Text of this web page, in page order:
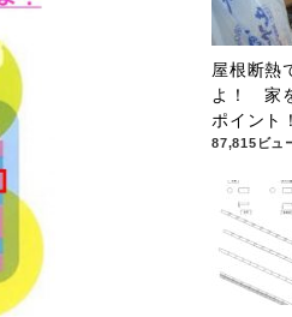
屋根断熱
よ！ 家
ポイント！
87,815ビュ